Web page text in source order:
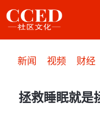
新闻 视频 财经
拯救睡眠就是